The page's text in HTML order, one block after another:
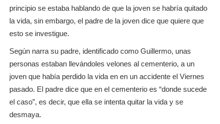
principio se estaba hablando de que la joven se habría quitado
la vida, sin embargo, el padre de la joven dice que quiere que
esto se investigue.
Según narra su padre, identificado como Guillermo, unas
personas estaban llevándoles velones al cementerio, a un
joven que había perdido la vida en en un accidente el Viernes
pasado. El padre dice que en el cementerio es “donde sucede
el caso”, es decir, que ella se intenta quitar la vida y se
desmaya.